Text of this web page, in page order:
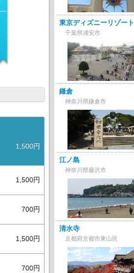
1,500円
1,500円
700円
1,500円
700円
東京ディズニーリゾート
千葉県浦安市
鎌倉
神奈川県鎌倉市
江ノ島
神奈川県藤沢市
清水寺
京都府京都市東山区